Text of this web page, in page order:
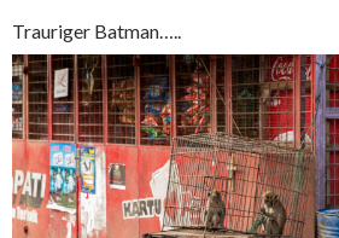
Trauriger Batman…..